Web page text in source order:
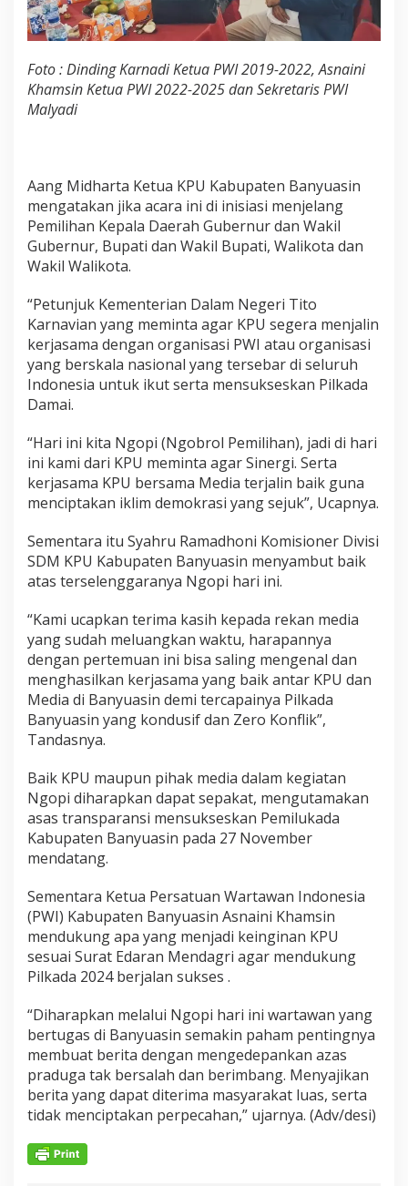
s
e
k
a
a
d
a
2
0
Foto : Dinding Karnadi Ketua PWI 2019-2022, Asnaini
Khamsin Ketua PWI 2022-2025 dan Sekretaris PWI
Malyadi
Aang Midharta Ketua KPU Kabupaten Banyuasin
mengatakan jika acara ini di inisiasi menjelang
Pemilihan Kepala Daerah Gubernur dan Wakil
Gubernur, Bupati dan Wakil Bupati, Walikota dan
Wakil Walikota.
“Petunjuk Kementerian Dalam Negeri Tito
Karnavian yang meminta agar KPU segera menjalin
kerjasama dengan organisasi PWI atau organisasi
yang berskala nasional yang tersebar di seluruh
Indonesia untuk ikut serta mensukseskan Pilkada
Damai.
“Hari ini kita Ngopi (Ngobrol Pemilihan), jadi di hari
ini kami dari KPU meminta agar Sinergi. Serta
kerjasama KPU bersama Media terjalin baik guna
menciptakan iklim demokrasi yang sejuk”, Ucapnya.
Sementara itu Syahru Ramadhoni Komisioner Divisi
SDM KPU Kabupaten Banyuasin menyambut baik
atas terselenggaranya Ngopi hari ini.
“Kami ucapkan terima kasih kepada rekan media
yang sudah meluangkan waktu, harapannya
dengan pertemuan ini bisa saling mengenal dan
menghasilkan kerjasama yang baik antar KPU dan
Media di Banyuasin demi tercapainya Pilkada
Banyuasin yang kondusif dan Zero Konflik”,
Tandasnya.
Baik KPU maupun pihak media dalam kegiatan
Ngopi diharapkan dapat sepakat, mengutamakan
asas transparansi mensukseskan Pemilukada
Kabupaten Banyuasin pada 27 November
mendatang.
Sementara Ketua Persatuan Wartawan Indonesia
(PWI) Kabupaten Banyuasin Asnaini Khamsin
mendukung apa yang menjadi keinginan KPU
sesuai Surat Edaran Mendagri agar mendukung
Pilkada 2024 berjalan sukses .
“Diharapkan melalui Ngopi hari ini wartawan yang
bertugas di Banyuasin semakin paham pentingnya
membuat berita dengan mengedepankan azas
praduga tak bersalah dan berimbang. Menyajikan
berita yang dapat diterima masyarakat luas, serta
tidak menciptakan perpecahan,” ujarnya. (Adv/desi)